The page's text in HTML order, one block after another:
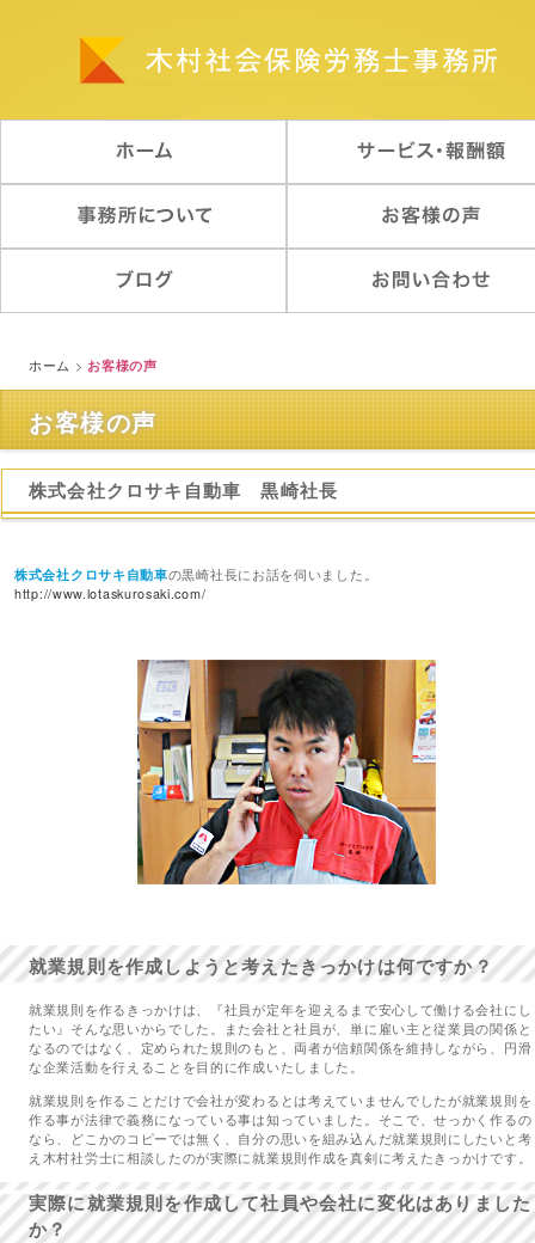
ホーム > お客様の声
お客様の声
株式会社クロサキ自動車 黒崎社長
株式会社クロサキ自動車の黒崎社長にお話を伺いました。
http://www.lotaskurosaki.com/
就業規則を作成しようと考えたきっかけは何ですか？
就業規則を作るきっかけは、『社員が定年を迎えるまで安心して働ける会社にし
たい』そんな思いからでした。また会社と社員が、単に雇い主と従業員の関係と
なるのではなく、定められた規則のもと、両者が信頼関係を維持しながら、円滑
な企業活動を行えることを目的に作成いたしました。
就業規則を作ることだけで会社が変わるとは考えていませんでしたが就業規則を
作る事が法律で義務になっている事は知っていました。そこで、せっかく作るの
なら、どこかのコピーでは無く、自分の思いを組み込んだ就業規則にしたいと考
え木村社労士に相談したのが実際に就業規則作成を真剣に考えたきっかけです。
実際に就業規則を作成して社員や会社に変化はありました
か？